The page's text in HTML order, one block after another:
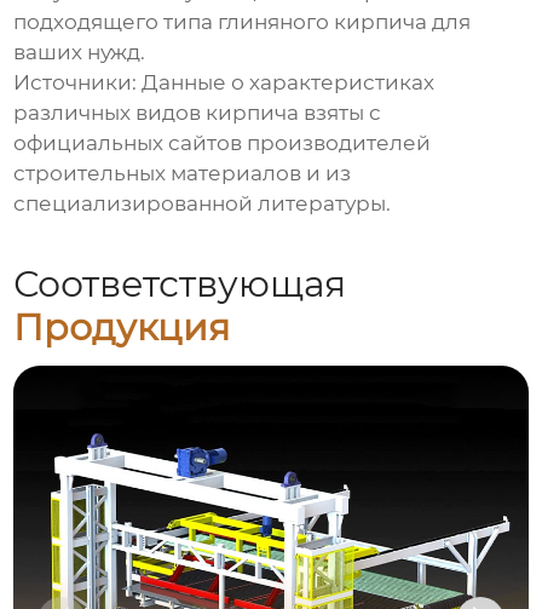
подходящего типа глиняного кирпича для
ваших нужд.
Источники: Данные о характеристиках
различных видов кирпича взяты с
официальных сайтов производителей
строительных материалов и из
специализированной литературы.
Соответствующая
Продукция